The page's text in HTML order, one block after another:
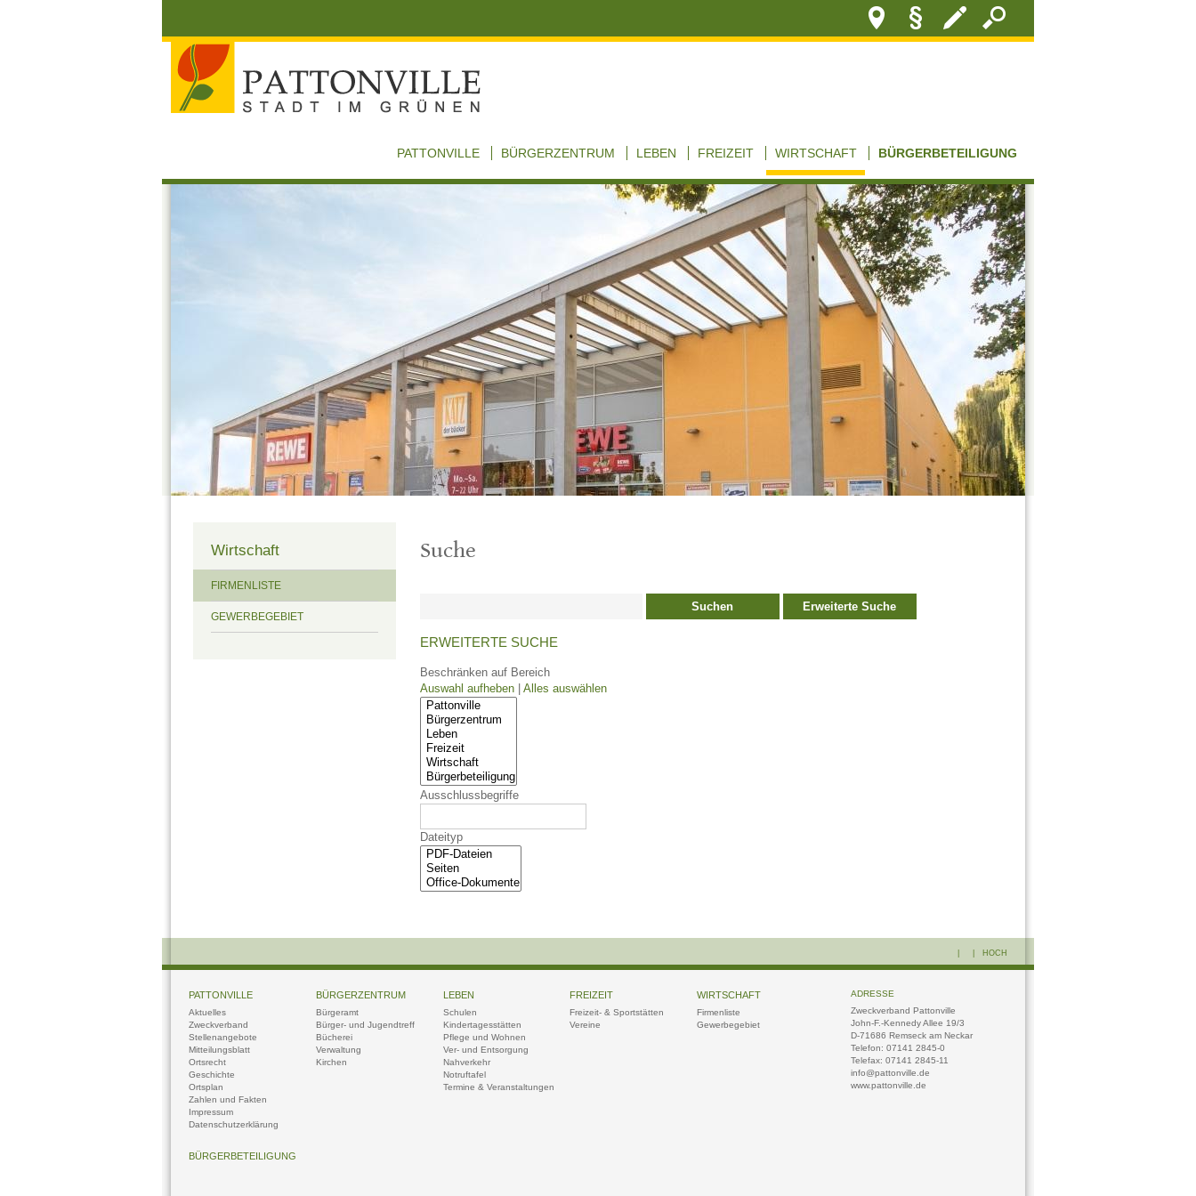
PATTONVILLE BÜRGERZENTRUM LEBEN FREIZEIT WIRTSCHAFT BÜRGERBETEILIGUNG
Wirtschaft
FIRMENLISTE
GEWERBEGEBIET
Suche
Suchen Erweiterte Suche
ERWEITERTE SUCHE
Beschränken auf Bereich
Auswahl aufheben
Alles auswählen
Ausschlussbegriffe
Dateityp
HOCH
PATTONVILLE
Aktuelles
Zweckverband
Stellenangebote
Mitteilungsblatt
Ortsrecht
Geschichte
Ortsplan
Zahlen und Fakten
Impressum
Datenschutzerklärung
BÜRGERZENTRUM
Bürgeramt
Bürger- und Jugendtreff
Bücherei
Verwaltung
Kirchen
LEBEN
Schulen
Kindertagesstätten
Pflege und Wohnen
Ver- und Entsorgung
Nahverkehr
Notruftafel
Termine & Veranstaltungen
FREIZEIT
Freizeit- & Sportstätten
Vereine
WIRTSCHAFT
Firmenliste
Gewerbegebiet
BÜRGERBETEILIGUNG
ADRESSE
Zweckverband Pattonville
John-F.-Kennedy Allee 19/3
D-71686 Remseck am Neckar
Telefon: 07141 2845-0
Telefax: 07141 2845-11
info@pattonville.de
www.pattonville.de